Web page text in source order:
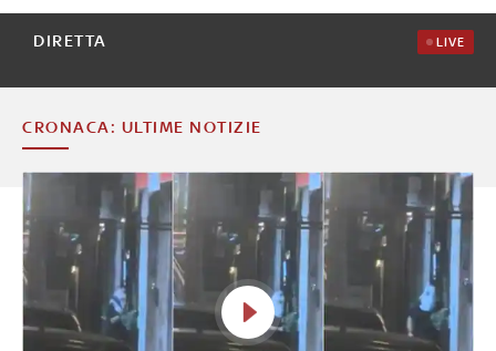
DIRETTA LIVE
CRONACA: ULTIME NOTIZIE